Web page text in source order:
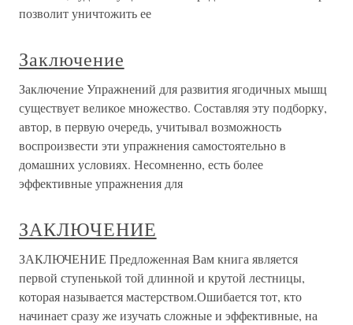
позволит уничтожить ее
Заключение
Заключение Упражнений для развития ягодичных мышц
существует великое множество. Составляя эту подборку,
автор, в первую очередь, учитывал возможность
воспроизвести эти упражнения самостоятельно в
домашних условиях. Несомненно, есть более
эффективные упражнения для
ЗАКЛЮЧЕНИЕ
ЗАКЛЮЧЕНИЕ Предложенная Вам книга является
первой ступенькой той длинной и крутой лестницы,
которая называется мастерством.Ошибается тот, кто
начинает сразу же изучать сложные и эффективные, на